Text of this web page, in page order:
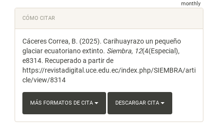
monthly
Detalles
del
artículo
CÓMO CITAR
Cáceres Correa, B. (2025). Carihuayrazo un pequeño
glaciar ecuatoriano extinto. Siembra, 12(4(Especial),
e8314. Recuperado a partir de
https://revistadigital.uce.edu.ec/index.php/SIEMBRA/arti
cle/view/8314
MÁS FORMATOS DE CITA DESCARGAR CITA